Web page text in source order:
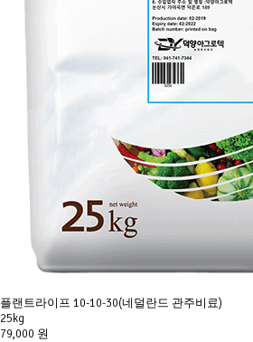
플랜트라이프 10-10-30(네덜란드 관주비료)
25kg
79,000 원